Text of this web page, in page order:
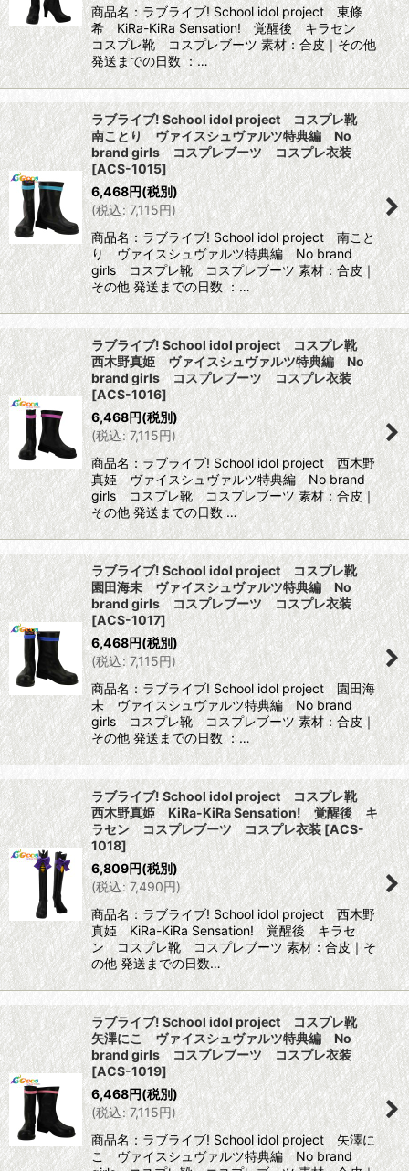
商品名：ラブライブ! School idol project 東條
希 KiRa-KiRa Sensation! 覚醒後 キラセン
コスプレ靴 コスプレブーツ 素材：合皮｜その他
発送までの日数 ：…
ラブライブ! School idol project コスプレ靴
南ことり ヴァイスシュヴァルツ特典編 No
brand girls コスプレブーツ コスプレ衣装
[ACS-1015]
6,468円(税別)
(税込: 7,115円)
商品名：ラブライブ! School idol project 南こと
り ヴァイスシュヴァルツ特典編 No brand
girls コスプレ靴 コスプレブーツ 素材：合皮｜
その他 発送までの日数 ：…
ラブライブ! School idol project コスプレ靴
西木野真姫 ヴァイスシュヴァルツ特典編 No
brand girls コスプレブーツ コスプレ衣装
[ACS-1016]
6,468円(税別)
(税込: 7,115円)
商品名：ラブライブ! School idol project 西木野
真姫 ヴァイスシュヴァルツ特典編 No brand
girls コスプレ靴 コスプレブーツ 素材：合皮｜
その他 発送までの日数 …
ラブライブ! School idol project コスプレ靴
園田海未 ヴァイスシュヴァルツ特典編 No
brand girls コスプレブーツ コスプレ衣装
[ACS-1017]
6,468円(税別)
(税込: 7,115円)
商品名：ラブライブ! School idol project 園田海
未 ヴァイスシュヴァルツ特典編 No brand
girls コスプレ靴 コスプレブーツ 素材：合皮｜
その他 発送までの日数 ：…
ラブライブ! School idol project コスプレ靴
西木野真姫 KiRa-KiRa Sensation! 覚醒後 キ
ラセン コスプレブーツ コスプレ衣装 [ACS-
1018]
6,809円(税別)
(税込: 7,490円)
商品名：ラブライブ! School idol project 西木野
真姫 KiRa-KiRa Sensation! 覚醒後 キラセ
ン コスプレ靴 コスプレブーツ 素材：合皮｜そ
の他 発送までの日数…
ラブライブ! School idol project コスプレ靴
矢澤にこ ヴァイスシュヴァルツ特典編 No
brand girls コスプレブーツ コスプレ衣装
[ACS-1019]
6,468円(税別)
(税込: 7,115円)
商品名：ラブライブ! School idol project 矢澤に
こ ヴァイスシュヴァルツ特典編 No brand